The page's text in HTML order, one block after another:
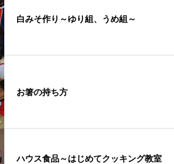
白みそ作り～ゆり組、うめ組～
お箸の持ち方
ハウス食品～はじめてクッキング教室